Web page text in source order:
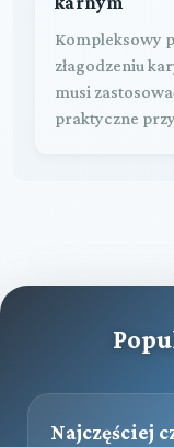
Kompleksowy
złagodzeniu
musi
praktyczne
Najczęściej